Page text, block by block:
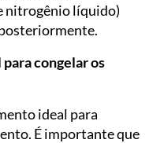
nitrogênio líquido)
congelar os
ideal para
É importante que